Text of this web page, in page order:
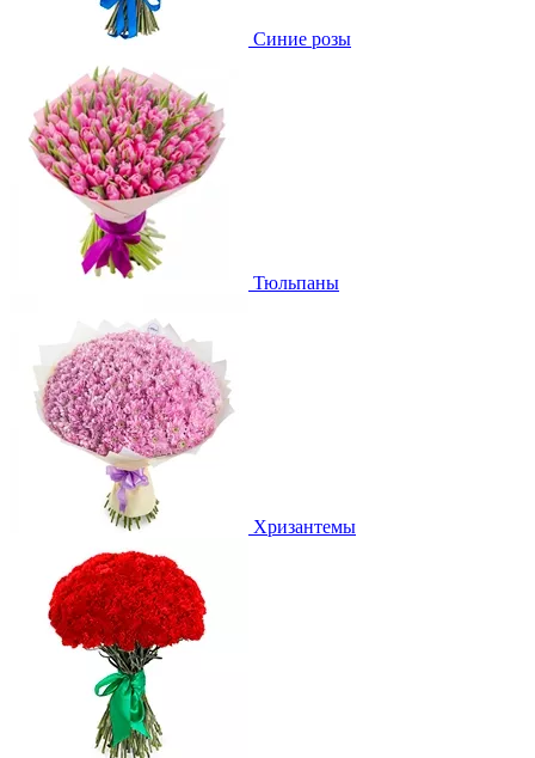
Синие розы
Тюльпаны
Хризантемы